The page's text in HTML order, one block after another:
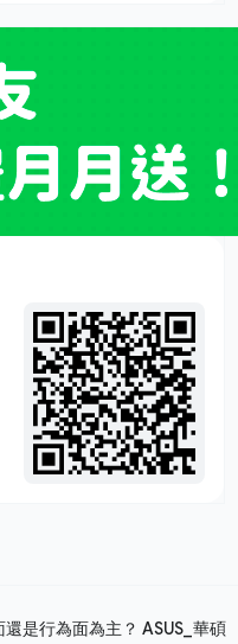
是行為面為主？ ASUS_華碩